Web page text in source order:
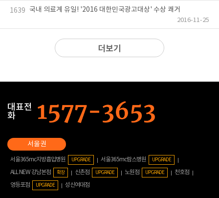
1639 국내 의료계 유일! '2016 대한민국광고대상' 수상 쾌거
2016-11-25
더보기
대표전
화
서울365mc지방흡입병원 UPGRADE 서울365mc람스병원 UPGRADE
ALL NEW 강남본점 확장 신촌점 UPGRADE 노원점 UPGRADE
천호점
영등포점
UPGRADE 성신여대점